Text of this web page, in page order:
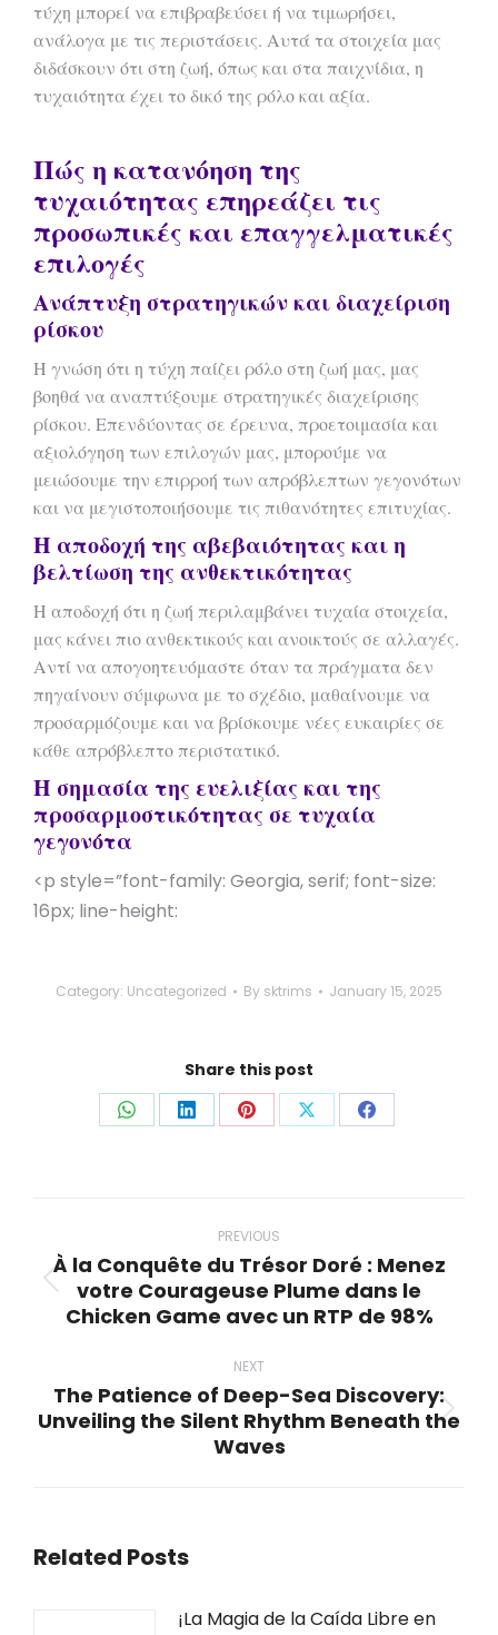
τύχη μπορεί να επιβραβεύσει ή να τιμωρήσει,
ανάλογα με τις περιστάσεις. Αυτά τα στοιχεία μας
διδάσκουν ότι στη ζωή, όπως και στα παιχνίδια, η
τυχαιότητα έχει το δικό της ρόλο και αξία.
Πώς η κατανόηση της
τυχαιότητας επηρεάζει τις
προσωπικές και επαγγελματικές
επιλογές
Ανάπτυξη στρατηγικών και διαχείριση
ρίσκου
Η γνώση ότι η τύχη παίζει ρόλο στη ζωή μας, μας
βοηθά να αναπτύξουμε στρατηγικές διαχείρισης
ρίσκου. Επενδύοντας σε έρευνα, προετοιμασία και
αξιολόγηση των επιλογών μας, μπορούμε να
μειώσουμε την επιρροή των απρόβλεπτων γεγονότων
και να μεγιστοποιήσουμε τις πιθανότητες επιτυχίας.
Η αποδοχή της αβεβαιότητας και η
βελτίωση της ανθεκτικότητας
Η αποδοχή ότι η ζωή περιλαμβάνει τυχαία στοιχεία,
μας κάνει πιο ανθεκτικούς και ανοικτούς σε αλλαγές.
Αντί να απογοητευόμαστε όταν τα πράγματα δεν
πηγαίνουν σύμφωνα με το σχέδιο, μαθαίνουμε να
προσαρμόζουμε και να βρίσκουμε νέες ευκαιρίες σε
κάθε απρόβλεπτο περιστατικό.
Η σημασία της ευελιξίας και της
προσαρμοστικότητας σε τυχαία
γεγονότα
<p style=”font-family: Georgia, serif; font-size:
16px; line-height:
Category: Uncategorized By sktrims January 15, 2025
Share this post
Share Share Share Share Share
PREVIOUS
Previous
post:
À la Conquête du Trésor Doré : Menez
votre Courageuse Plume dans le
Chicken Game avec un RTP de 98%
NEXT
Next
post:
The Patience of Deep-Sea Discovery:
Unveiling the Silent Rhythm Beneath the
Waves
Related Posts
¡La Magia de la Caída Libre en